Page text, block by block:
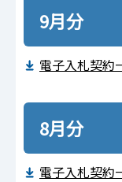
9月分
電子入札契約
8月分
電子入札契約